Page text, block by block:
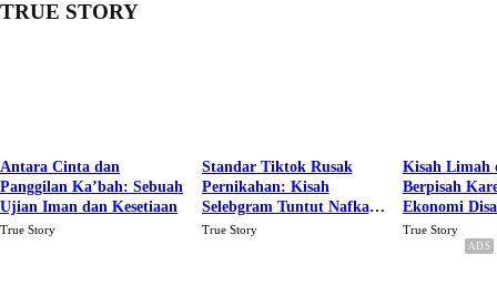
TRUE STORY
Antara Cinta dan
Panggilan Ka’bah: Sebuah
Ujian Iman dan Kesetiaan
True Story
Standar Tiktok Rusak
Pernikahan: Kisah
Selebgram Tuntut Nafkah
Rp.15 Juta Perbulan
True Story
Kisah Limah
Berpisah
Ekonomi
Karena Cinta
True Story